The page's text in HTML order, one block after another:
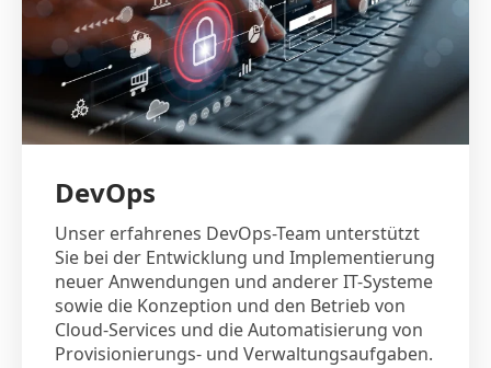
DevOps
Unser erfahrenes DevOps-Team unterstützt
Sie bei der Entwicklung und Implementierung
neuer Anwendungen und anderer IT-Systeme
sowie die Konzeption und den Betrieb von
Cloud-Services und die Automatisierung von
Provisionierungs- und Verwaltungsaufgaben.